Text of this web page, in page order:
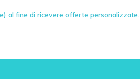
al fine di ricevere offerte personalizzate.